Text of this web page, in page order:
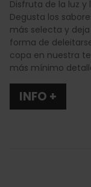
Disfruta de la luz
Degusta los
más selecta y
forma de
copa en nuestra
más mínimo
INFO +